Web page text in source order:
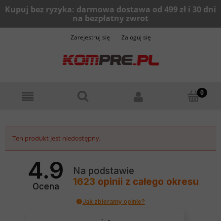
Zarejestruj się Zaloguj się
Ten produkt jest niedostępny.
4.9
Ocena
Na podstawie
1623 opinii z całego okresu
Jak zbieramy opinie?